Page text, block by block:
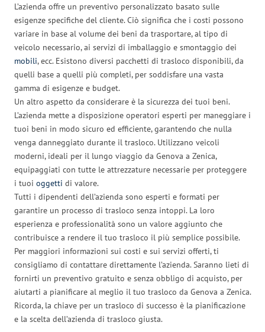
L’azienda offre un preventivo personalizzato basato sulle
esigenze specifiche del cliente. Ciò significa che i costi possono
variare in base al volume dei beni da trasportare, al tipo di
veicolo necessario, ai servizi di imballaggio e smontaggio dei
mobili, ecc. Esistono diversi pacchetti di trasloco disponibili, da
quelli base a quelli più completi, per soddisfare una vasta
gamma di esigenze e budget.
Un altro aspetto da considerare è la sicurezza dei tuoi beni.
L’azienda mette a disposizione operatori esperti per maneggiare i
tuoi beni in modo sicuro ed efficiente, garantendo che nulla
venga danneggiato durante il trasloco. Utilizzano veicoli
moderni, ideali per il lungo viaggio da Genova a Zenica,
equipaggiati con tutte le attrezzature necessarie per proteggere
i tuoi oggetti di valore.
Tutti i dipendenti dell’azienda sono esperti e formati per
garantire un processo di trasloco senza intoppi. La loro
esperienza e professionalità sono un valore aggiunto che
contribuisce a rendere il tuo trasloco il più semplice possibile.
Per maggiori informazioni sui costi e sui servizi offerti, ti
consigliamo di contattare direttamente l’azienda. Saranno lieti di
fornirti un preventivo gratuito e senza obbligo di acquisto, per
aiutarti a pianificare al meglio il tuo trasloco da Genova a Zenica.
Ricorda, la chiave per un trasloco di successo è la pianificazione
e la scelta dell’azienda di trasloco giusta.